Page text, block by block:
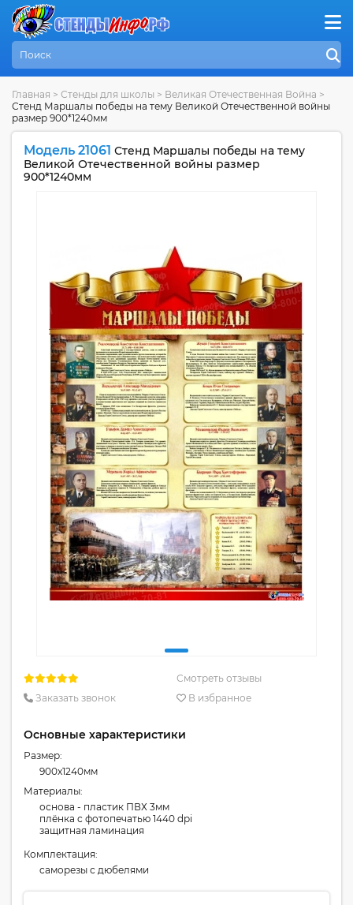
Главная > Стенды для школы > Великая Отечественная Война >
Стенд Маршалы победы на тему Великой Отечественной войны
размер 900*1240мм
Модель 21061 Стенд Маршалы победы на тему
Великой Отечественной войны размер
900*1240мм
Смотреть отзывы
Заказать звонок
В избранное
Основные характеристики
Размер:
900x1240мм
Материалы:
основа - пластик ПВХ 3мм
плёнка с фотопечатью 1440 dpi
защитная ламинация
Комплектация:
cаморезы с дюбелями